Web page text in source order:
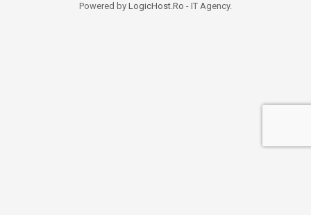
Powered by LogicHost.Ro - IT Agency.